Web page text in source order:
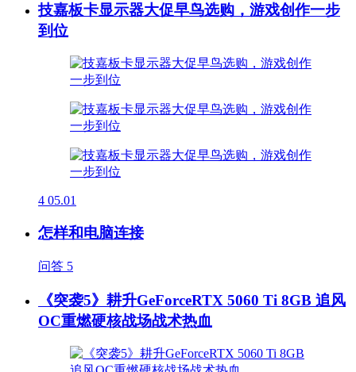
技嘉板卡显示器大促早鸟选购，游戏创作一步
到位
4 05.01
怎样和电脑连接
问答 5
《突袭5》耕升GeForceRTX 5060 Ti 8GB 追风
OC重燃硬核战场战术热血